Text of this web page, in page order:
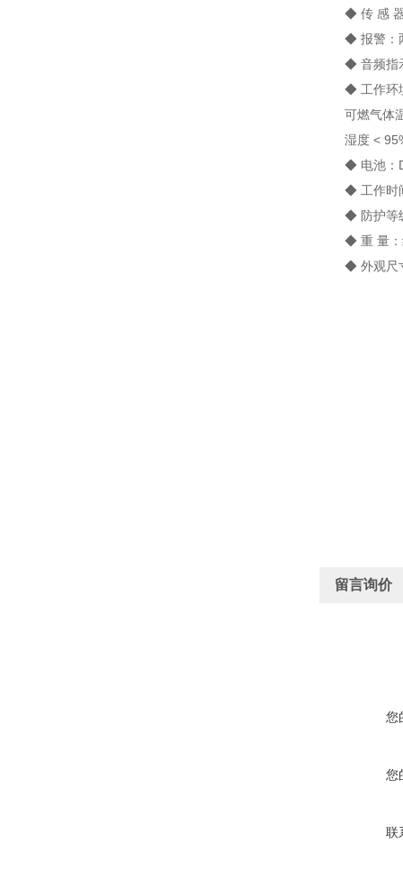
◆ 传 感 器：
◆ 报警：两
◆ 音频指示
◆ 工作环境
可燃气体
湿度 <
◆ 电池：
◆ 工作时间
◆ 防护等
◆ 重 量：
◆ 外观尺寸
留言询价
您
您
联